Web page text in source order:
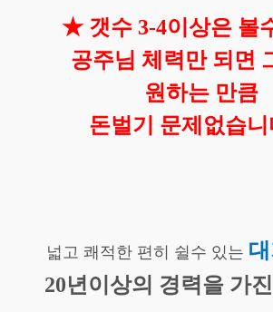
★ 갯수 3-4이상은 볼
공주님 체력만 되면
원하는 만큼
돈벌기 문제없습니
넓고 쾌적한 편히 쉴수 있는
20년이상의 경력을 가